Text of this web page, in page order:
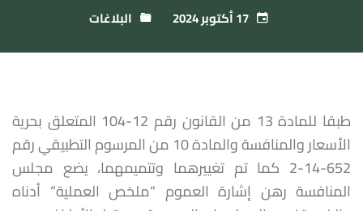
البلاغات
طبقا للمادة 13 من القانون رقم 12-104 المتعلق بحرية
الأسعار والمنافسة والمادة 10 من المرسوم التطبيقي رقم
652-14-2 كما تم تغييرهما وتتميمهما، يضع مجلس
المنافسة رهن إشارة العموم “ملخص العملية” أدناه